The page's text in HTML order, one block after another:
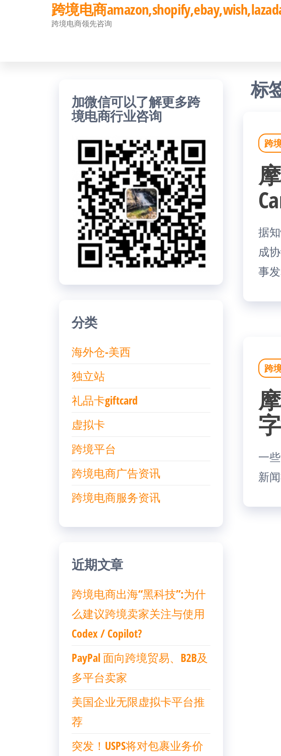
跨境电商
跨境电商领先咨询
标
跨
据
成
事
跨
一
新
加微信可以了解更多跨
境电商行业咨询
分类
海外仓-美西
独立站
礼品卡giftcard
虚拟卡
跨境平台
跨境电商广告资讯
跨境电商服务资讯
近期文章
跨境电商出海“黑科技”:为什
么建议跨境卖家关注与使用
Codex / Copilot?
PayPal 面向跨境贸易、B2B及
多平台卖家
美国企业无限虚拟卡平台推
荐
突发！USPS将对包裹业务价